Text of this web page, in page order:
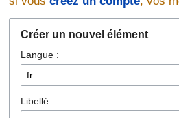
Créer un nouvel élément
Langue :
Libellé :